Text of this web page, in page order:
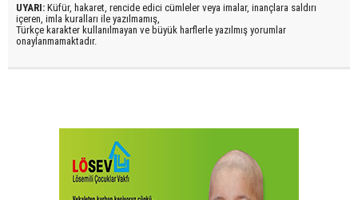
UYARI: Küfür, hakaret, rencide edici cümleler veya imalar, inançlara saldırı
içeren, imla kuralları ile yazılmamış,
Türkçe karakter kullanılmayan ve büyük harflerle yazılmış yorumlar
onaylanmamaktadır.